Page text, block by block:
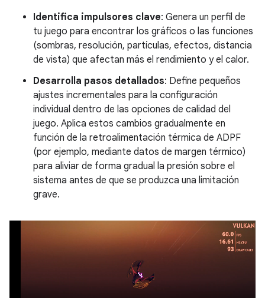
Identifica impulsores clave: Genera un perfil de
tu juego para encontrar los gráficos o las funciones
(sombras, resolución, partículas, efectos, distancia
de vista) que afectan más el rendimiento y el calor.
Desarrolla pasos detallados: Define pequeños
ajustes incrementales para la configuración
individual dentro de las opciones de calidad del
juego. Aplica estos cambios gradualmente en
función de la retroalimentación térmica de ADPF
(por ejemplo, mediante datos de margen térmico)
para aliviar de forma gradual la presión sobre el
sistema antes de que se produzca una limitación
grave.